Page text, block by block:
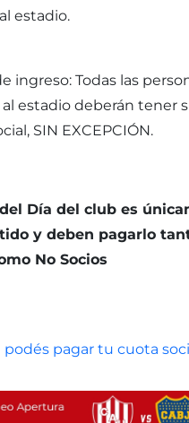
estadio.
ingreso: Todas las
estadio deberán tener
SIN EXCEPCIÓN.
Día del club es
y deben pagarlo
No Socios
podés pagar tu cuota